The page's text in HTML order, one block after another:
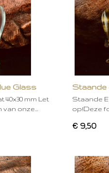
Glass
40x30 mm Let
onze…
Staande
Staande
op!Deze
€ 9,50